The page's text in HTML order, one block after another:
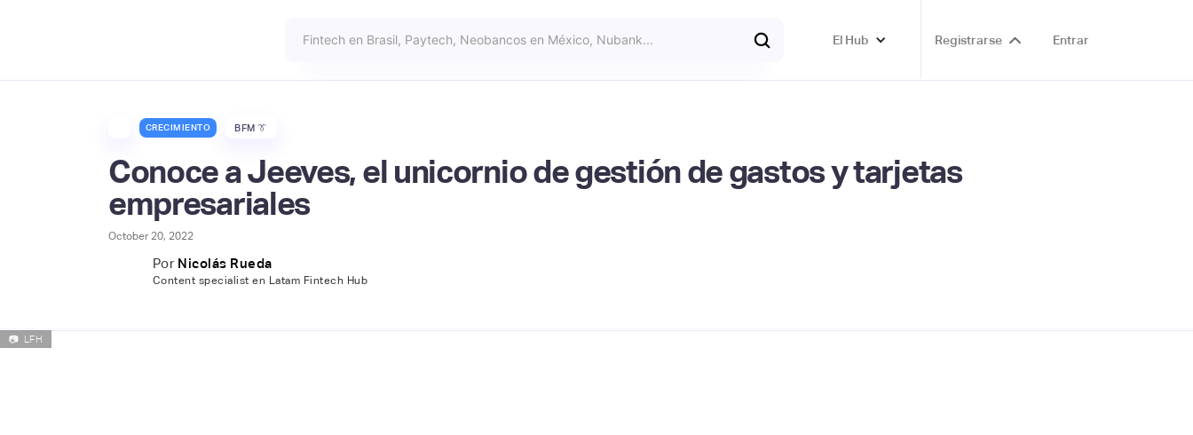
El Hub Registrarse Entrar
CRECIMIENTO BFM 👔
Conoce a Jeeves, el unicornio de gestión de gastos y tarjetas
empresariales
October 20, 2022
Por Nicolás Rueda
Content specialist en Latam Fintech Hub
📷 LFH